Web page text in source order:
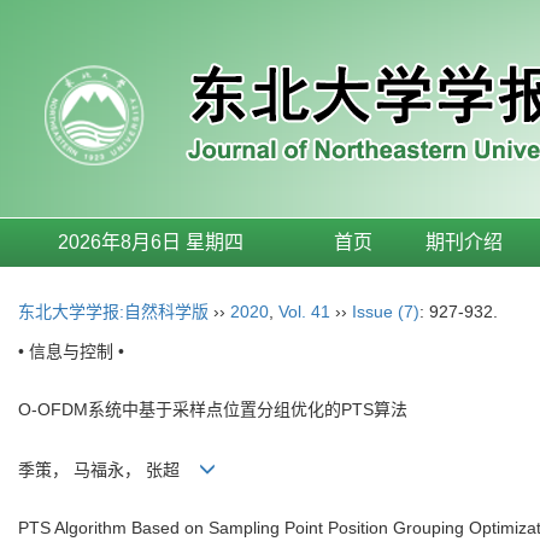
2026年8月6日 星期四 首页 期刊介绍
东北大学学报:自然科学版 ›› 2020 Vol. 41 ›› Issue (7): 927-932.
• 信息与控制 •
O-OFDM系统中基于采样点位置分组优化的PTS算法
季策， 马福永， 张超
PTS Algorithm Based on Sampling Point Position Grouping